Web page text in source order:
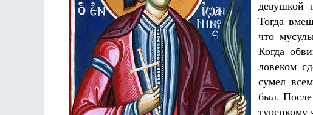
девушкой
Тогда
что
Когда
ловеком
сумел
был.